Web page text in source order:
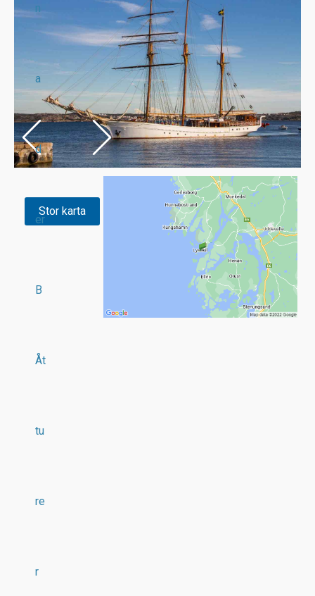
n
a
d
er
B
Åt
tu
re
r
Stor karta